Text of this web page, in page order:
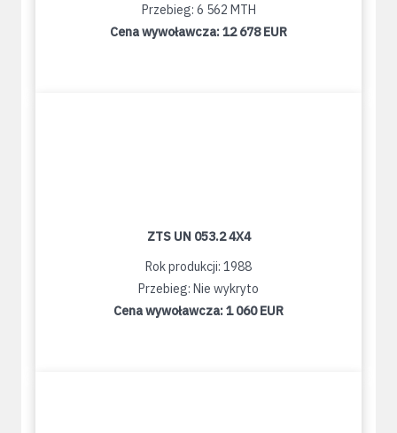
Przebieg: 6 562 MTH
Cena wywoławcza:12 678 EUR
ZTS UN 053.2 4X4
Rok produkcji: 1988
Przebieg: Nie wykryto
Cena wywoławcza:1 060 EUR